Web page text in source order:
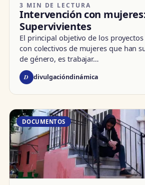
3 MIN DE LECTURA
Intervención con
Supervivientes
El principal objetivo de los
con colectivos de mujeres que han
de género, es trabajar…
D divulgacióndinámica
DOCUMENTOS